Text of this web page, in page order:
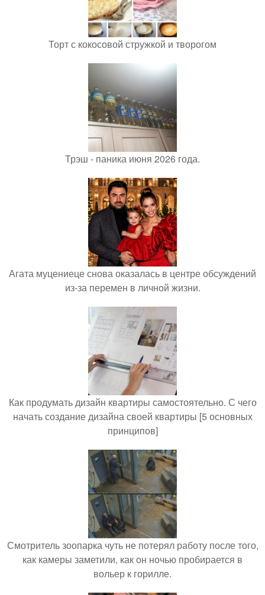
Торт с кокосовой стружкой и творогом
Трэш - паника июня 2026 года.
Агата муцениеце снова оказалась в центре обсуждений
из-за перемен в личной жизни.
Как продумать дизайн квартиры самостоятельно. С чего
начать создание дизайна своей квартиры [5 основных
принципов]
Смотритель зоопарка чуть не потерял работу после того,
как камеры заметили, как он ночью пробирается в
вольер к горилле.